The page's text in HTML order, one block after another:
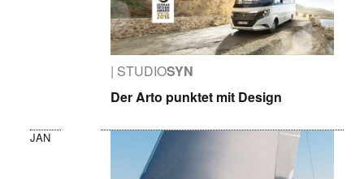
| STUDIOSYN
Der Arto punktet mit Design
JAN